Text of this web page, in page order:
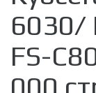
6030/
FS-